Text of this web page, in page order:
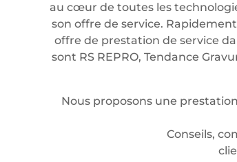
au cœur de toutes les
son offre de service.
offre de prestation de service
sont RS REPRO, Tendance
Nous proposons une
Conseils,